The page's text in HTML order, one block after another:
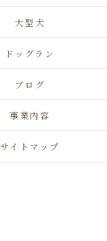
大型犬
ドッグラン
ブログ
事業内容
サイトマップ